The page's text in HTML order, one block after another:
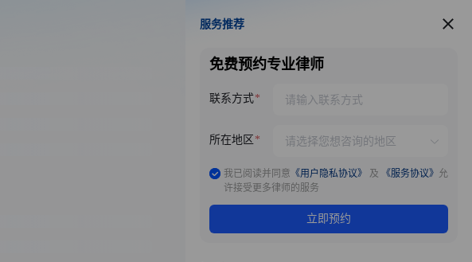
服务推荐
服务推荐
免费预约专业律师
联系方式
所在地区
我已阅读并同意 《用户隐私协议》 及 《服务协议》 允
许接受更多律师的服务
立即预约